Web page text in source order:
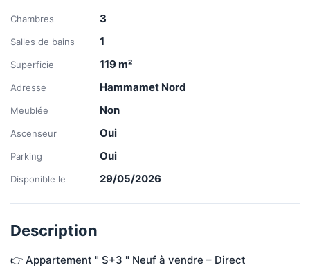
Chambres 3
Salles de bains 1
Superficie 119m²
Adresse Hammamet Nord
Meublée Non
Ascenseur Oui
Parking Oui
Disponible le 29/05/2026
Description
👉 Appartement " S+3 " Neuf à vendre – Direct